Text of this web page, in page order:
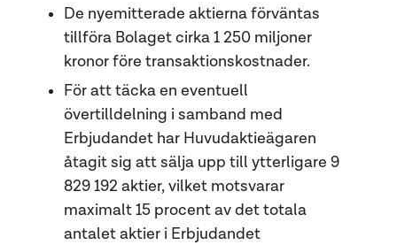
De nyemitterade aktierna förväntas
tillföra Bolaget cirka 1 250 miljoner
kronor före transaktionskostnader.
För att täcka en eventuell
övertilldelning i samband med
Erbjudandet har Huvudaktieägaren
åtagit sig att sälja upp till ytterligare 9
829 192 aktier, vilket motsvarar
maximalt 15 procent av det totala
antalet aktier i Erbjudandet